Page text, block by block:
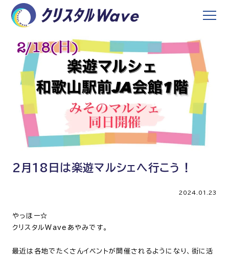
2月18日は楽遊マルシェへ行こう！
2024.01.23
やっほー☆
クリスタルWaveあやみです。
最近は各地でたくさんイベントが開催されるようになり、街に活